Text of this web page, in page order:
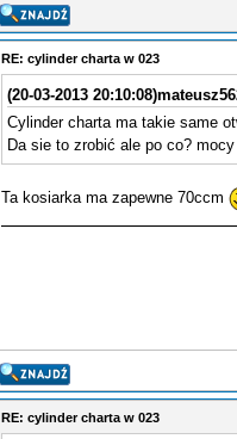
RE: cylinder charta w 023
(20-03-2013 20:10:08)
Cylinder charta ma takie same
Da sie to zrobić ale po co?
Ta kosiarka ma zapewne 70ccm
RE: cylinder charta w 023